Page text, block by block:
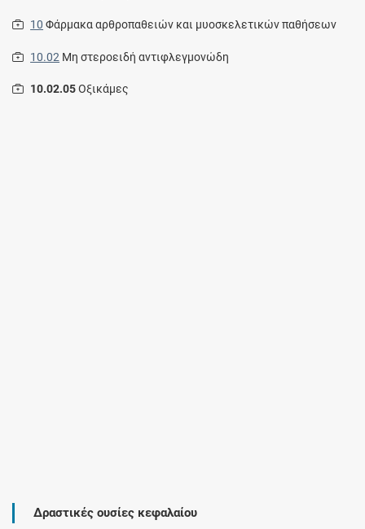
10 Φάρμακα αρθροπαθειών και μυοσκελετικών παθήσεων
10.02 Μη στεροειδή αντιφλεγμονώδη
10.02.05Οξικάμες
Δραστικές ουσίες κεφαλαίου